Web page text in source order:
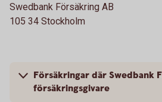
Swedbank Försäkring AB
105 34 Stockholm
Försäkringar där Swedbank
försäkringsgivare